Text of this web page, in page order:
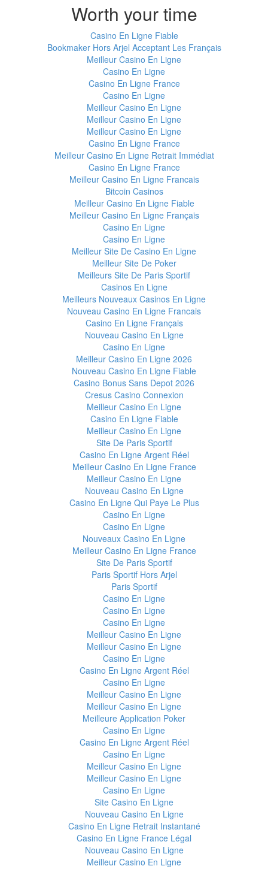
Worth your time
Casino En Ligne Fiable
Bookmaker Hors Arjel Acceptant Les Français
Meilleur Casino En Ligne
Casino En Ligne
Casino En Ligne France
Casino En Ligne
Meilleur Casino En Ligne
Meilleur Casino En Ligne
Meilleur Casino En Ligne
Casino En Ligne France
Meilleur Casino En Ligne Retrait Immédiat
Casino En Ligne France
Meilleur Casino En Ligne Francais
Bitcoin Casinos
Meilleur Casino En Ligne Fiable
Meilleur Casino En Ligne Français
Casino En Ligne
Casino En Ligne
Meilleur Site De Casino En Ligne
Meilleur Site De Poker
Meilleurs Site De Paris Sportif
Casinos En Ligne
Meilleurs Nouveaux Casinos En Ligne
Nouveau Casino En Ligne Francais
Casino En Ligne Français
Nouveau Casino En Ligne
Casino En Ligne
Meilleur Casino En Ligne 2026
Nouveau Casino En Ligne Fiable
Casino Bonus Sans Depot 2026
Cresus Casino Connexion
Meilleur Casino En Ligne
Casino En Ligne Fiable
Meilleur Casino En Ligne
Site De Paris Sportif
Casino En Ligne Argent Réel
Meilleur Casino En Ligne France
Meilleur Casino En Ligne
Nouveau Casino En Ligne
Casino En Ligne Qui Paye Le Plus
Casino En Ligne
Casino En Ligne
Nouveaux Casino En Ligne
Meilleur Casino En Ligne France
Site De Paris Sportif
Paris Sportif Hors Arjel
Paris Sportif
Casino En Ligne
Casino En Ligne
Casino En Ligne
Meilleur Casino En Ligne
Meilleur Casino En Ligne
Casino En Ligne
Casino En Ligne Argent Réel
Casino En Ligne
Meilleur Casino En Ligne
Meilleur Casino En Ligne
Meilleure Application Poker
Casino En Ligne
Casino En Ligne Argent Réel
Casino En Ligne
Meilleur Casino En Ligne
Meilleur Casino En Ligne
Casino En Ligne
Site Casino En Ligne
Nouveau Casino En Ligne
Casino En Ligne Retrait Instantané
Casino En Ligne France Légal
Nouveau Casino En Ligne
Meilleur Casino En Ligne